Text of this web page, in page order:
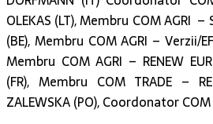
OLEKAS (LT), Membru COM AGRI –
(BE), Membru COM AGRI – Verzii/
Membru COM AGRI – RENEW
(FR), Membru COM TRADE –
ZALEWSKA (PO), Coordonator COM